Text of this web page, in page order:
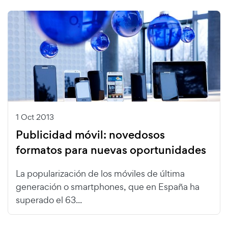
1 Oct 2013
Publicidad móvil: novedosos
formatos para nuevas oportunidades
La popularización de los móviles de última
generación o smartphones, que en España ha
superado el 63...